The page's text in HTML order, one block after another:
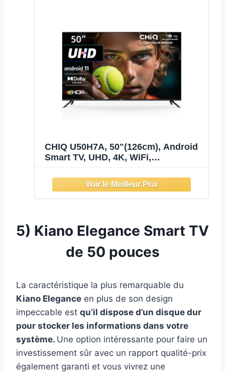
CHIQ U50H7A, 50"(126cm), Android
Smart TV, UHD, 4K, WiFi,
Prime Video,3 HDMI,2 USB
5) Kiano Elegance Smart TV
de 50 pouces
La caractéristique la plus remarquable du
Kiano Elegance en plus de son design
impeccable est qu’il dispose d’un disque dur
pour stocker les informations dans votre
système. Une option intéressante pour faire un
investissement sûr avec un rapport qualité-prix
également garanti et vous vivrez une